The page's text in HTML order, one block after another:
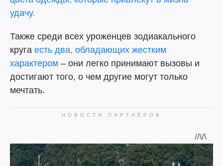
удачу.
Также среди всех уроженцев зодиакального
круга есть два, обладающих жестким
характером – они легко принимают вызовы и
достигают того, о чем другие могут только
мечтать.